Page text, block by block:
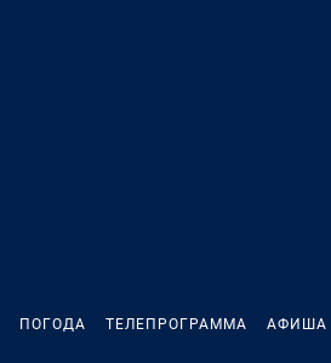
ПОГОДА ТЕЛЕПРОГРАММА АФИША